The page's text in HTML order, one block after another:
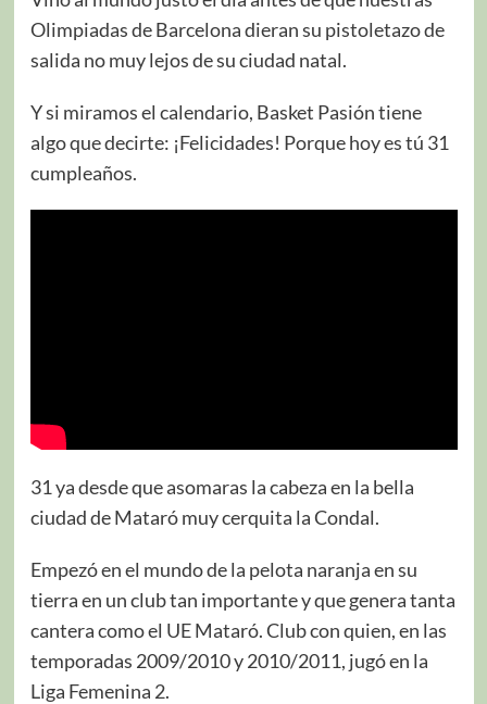
Olimpiadas de Barcelona dieran su pistoletazo de
salida no muy lejos de su ciudad natal.
Y si miramos el calendario, Basket Pasión tiene
algo que decirte: ¡Felicidades! Porque hoy es tú 31
cumpleaños.
31 ya desde que asomaras la cabeza en la bella
ciudad de Mataró muy cerquita la Condal.
Empezó en el mundo de la pelota naranja en su
tierra en un club tan importante y que genera tanta
cantera como el UE Mataró. Club con quien, en las
temporadas 2009/2010 y 2010/2011, jugó en la
Liga Femenina 2.